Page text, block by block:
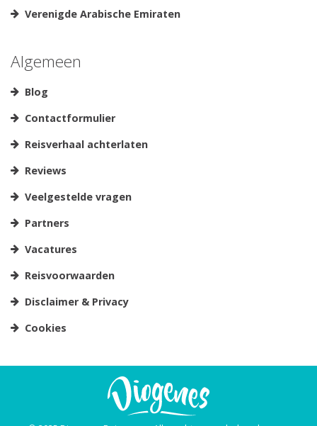
Verenigde Arabische Emiraten
Algemeen
Blog
Contactformulier
Reisverhaal achterlaten
Reviews
Veelgestelde vragen
Partners
Vacatures
Reisvoorwaarden
Disclaimer & Privacy
Cookies